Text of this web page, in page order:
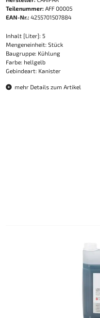
Teilenummer: AFF 00005
EAN-Nr.: 4255701507884
Inhalt [Liter]: 5
Mengeneinheit: Stück
Baugruppe: Kühlung
Farbe: hellgelb
Gebindeart: Kanister
mehr Details zum Artikel